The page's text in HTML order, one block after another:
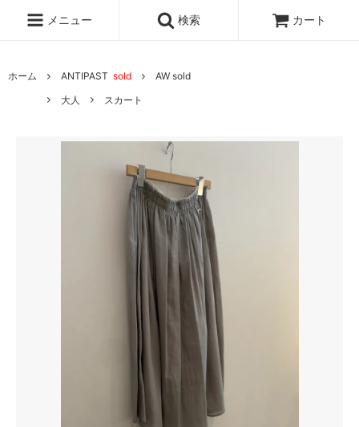
メニュー 検索 カート
ホーム ANTIPAST sold
AW sold
大人
スカート